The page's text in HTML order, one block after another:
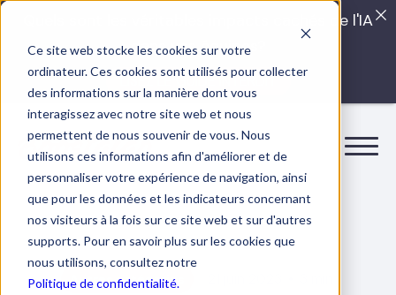
Ce site web stocke les cookies sur votre
ordinateur. Ces cookies sont utilisés pour collecter
des informations sur la manière dont vous
interagissez avec notre site web et nous
permettent de nous souvenir de vous. Nous
utilisons ces informations afin d'améliorer et de
personnaliser votre expérience de navigation, ainsi
que pour les données et les indicateurs concernant
nos visiteurs à la fois sur ce site web et sur d'autres
supports. Pour en savoir plus sur les cookies que
nous utilisons, consultez notre
Politique de confidentialité.
Autres catégories
Quels sont les véritables impacts cachés de l'IA
dans vos équipes?
LISEZ LE GUIDE INTERDIT